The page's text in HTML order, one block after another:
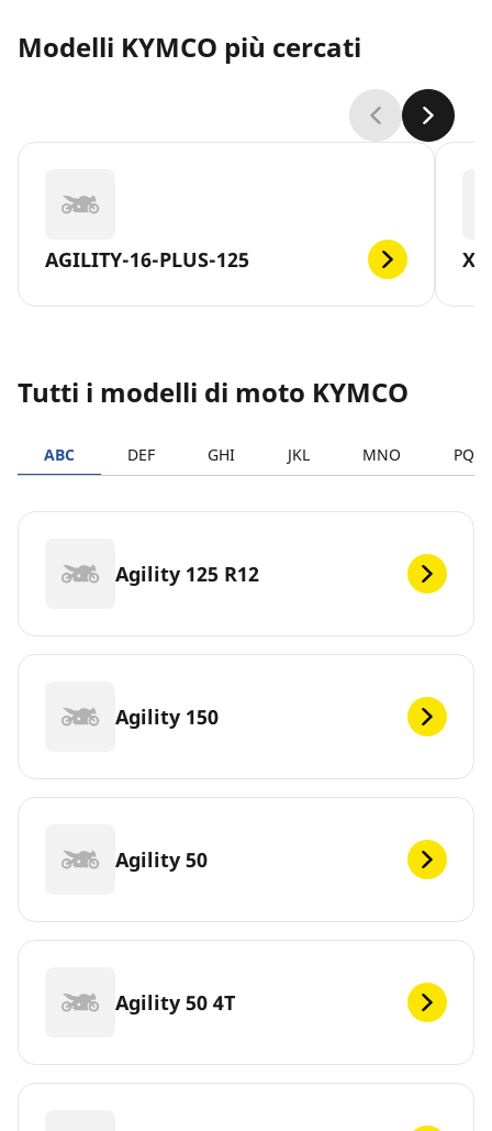
Modelli KYMCO più cercati
AGILITY-16-PLUS-125
Tutti i modelli di moto KYMCO
ABC DEF GHI JKL MNO PQRS
Agility 125 R12
Agility 150
Agility 50
Agility 50 4T